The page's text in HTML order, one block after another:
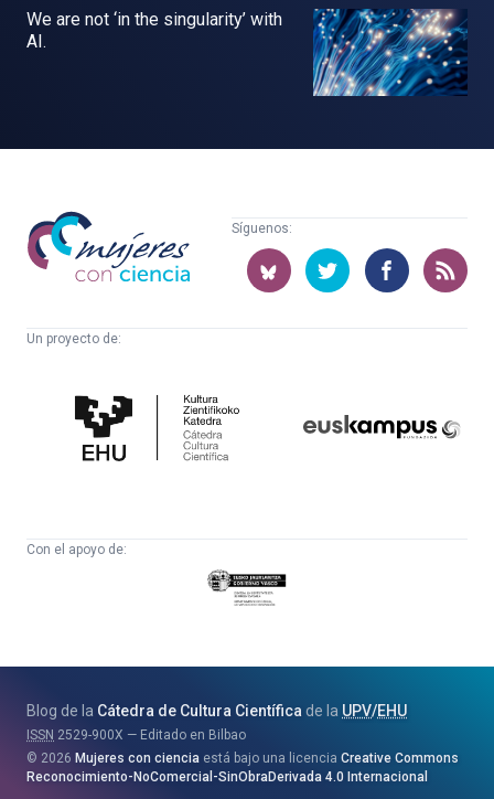
We are not ‘in the singularity’ with
AI.
Mujeres
con
ciencia
Síguenos:
Un proyecto de:
Cultura
Científica
Con el apoyo de:
Eusko
Jaurlaritza
eta
Berrikuntza
Saila
Blog de la Cátedra de Cultura Científica de la UPV/EHU
ISSN 2529-900X
Editado en Bilbao
2026 Mujeres con ciencia está bajo una licencia Creative Commons
Reconocimiento-NoComercial-SinObraDerivada 4.0 Internacional